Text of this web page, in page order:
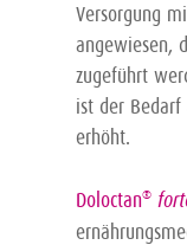
Versorgung
angewiesen,
zugeführt
ist der Bedarf
erhöht.
Doloctan®